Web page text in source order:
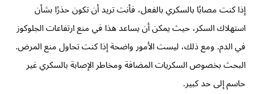
إذا كنت مصابًا بالسكري بالفعل، فأنت تريد أن تكون حذرًا بشأن
استهلاك السكر، حيث يمكن أن يساعد هذا في منع ارتفاعات الجلوكوز
في الدم. ومع ذلك، ليست الأمور واضحة إذا كنت تحاول منع المرض.
البحث بخصوص السكريات المضافة ومخاطر الإصابة بالسكري غير
حاسم إلى حد كبير.